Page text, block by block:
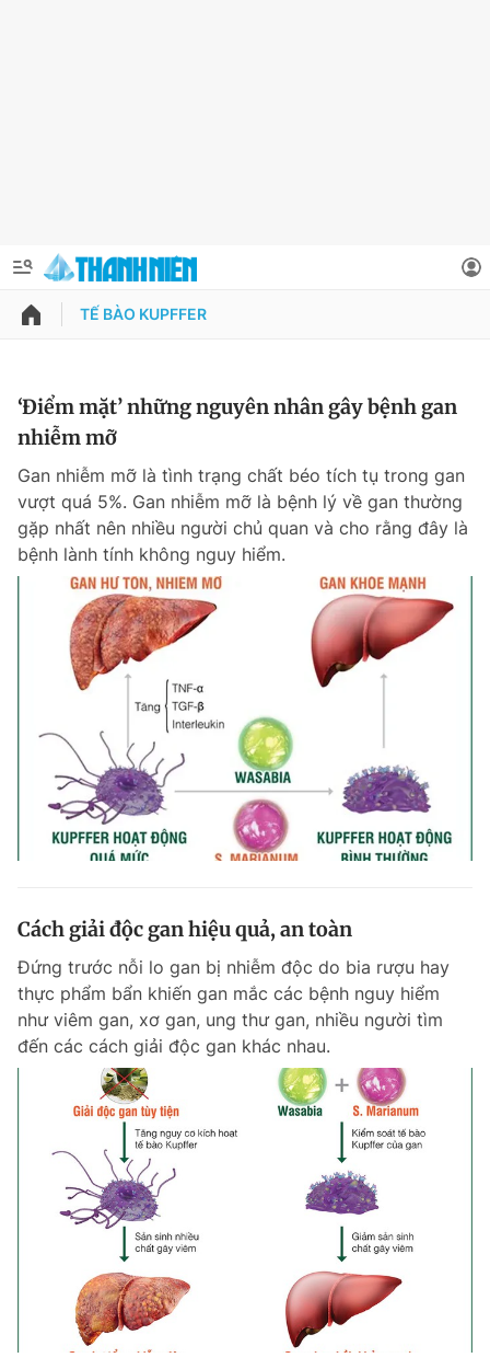
QUẢNG CÁO
Chuyên mục khác
Chào ngày mới Tin 24h
Tin thị trường Tin 360
Sản phẩm khác
Tiện ích Bạn cần biết
Đọc Thanh Niên trên điện thoại
Theo dõi báo trên
0906 645 777
Liên hệ quảng cáo
0908 780 404
Quảng cáo Tòa soạn
Thông tin tài khoản
Đổi mật khẩu
Tin đã lưu
Tin đã xem
Đăng xuất
TẾ BÀO KUPFFER
‘Điểm mặt’ những nguyên nhân gây bệnh gan
nhiễm mỡ
Gan nhiễm mỡ là tình trạng chất béo tích tụ trong gan
vượt quá 5%. Gan nhiễm mỡ là bệnh lý về gan thường
gặp nhất nên nhiều người chủ quan và cho rằng đây là
bệnh lành tính không nguy hiểm.
Cách giải độc gan hiệu quả, an toàn
Đứng trước nỗi lo gan bị nhiễm độc do bia rượu hay
thực phẩm bẩn khiến gan mắc các bệnh nguy hiểm
như viêm gan, xơ gan, ung thư gan, nhiều người tìm
đến các cách giải độc gan khác nhau.